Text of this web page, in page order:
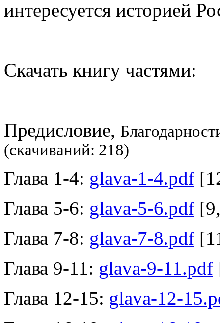
интересуется историей
Скачать книгу частями:
Предисловие,
(cкачиваний: 218)
Глава 1-4: glava-1-4.pdf
Глава 5-6: glava-5-6.pdf
Глава 7-8: glava-7-8.pdf
Глава 9-11: glava-9-11.pdf
Глава 12-15: glava-12-